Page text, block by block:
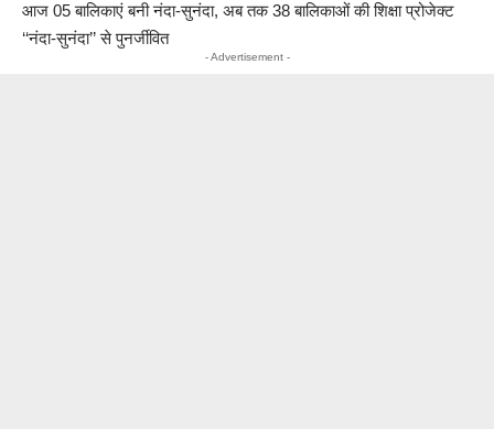
आज 05 बालिकाएं बनी नंदा-सुनंदा, अब तक 38 बालिकाओं की शिक्षा प्रोजेक्ट
‘‘नंदा-सुनंदा’’ से पुनर्जीवित
- Advertisement -